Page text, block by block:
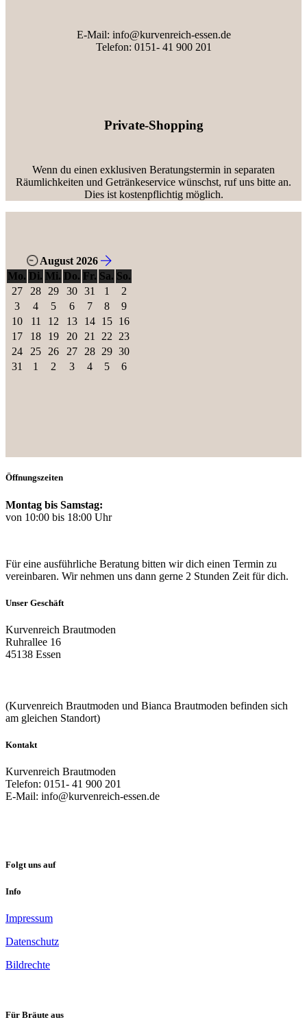
E-Mail: info@kurvenreich-essen.de
Telefon: 0151- 41 900 201
Private-Shopping
Wenn du einen exklusiven Beratungstermin in separaten
Räumlichkeiten und Getränkeservice wünschst, ruf uns bitte an.
Dies ist kostenpflichtig möglich.
August 2026
Mo. Di. Mi. Do. Fr. Sa. So.
27
28 29 30 31 1
2
3
4 5 6 7 8
9
10
11 12 13 14 15
16
17
18 19 20 21 22
23
24
25 26 27 28 29 30
31
1 2 3 4 5 6
Öffnungszeiten
Montag bis Samstag:
von 10:00 bis 18:00 Uhr
Für eine ausführliche Beratung bitten wir dich einen Termin zu
vereinbaren. Wir nehmen uns dann gerne 2 Stunden Zeit für dich.
Unser Geschäft
Kurvenreich Brautmoden
Ruhrallee 16
45138 Essen
(Kurvenreich Brautmoden und Bianca Brautmoden befinden sich
am gleichen Standort)
Kontakt
Kurvenreich Brautmoden
Telefon: 0151- 41 900 201
E-Mail: info@kurvenreich-essen.de
Folgt uns auf
Info
Impressum
Datenschutz
Bildrechte
Für Bräute aus